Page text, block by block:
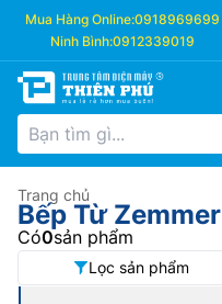
Mua Hàng Online:0918969699
Ninh Bình:0912339019
Trang chủ
Bếp Từ Zemmer
Có0sản phẩm
Lọc sản phẩm